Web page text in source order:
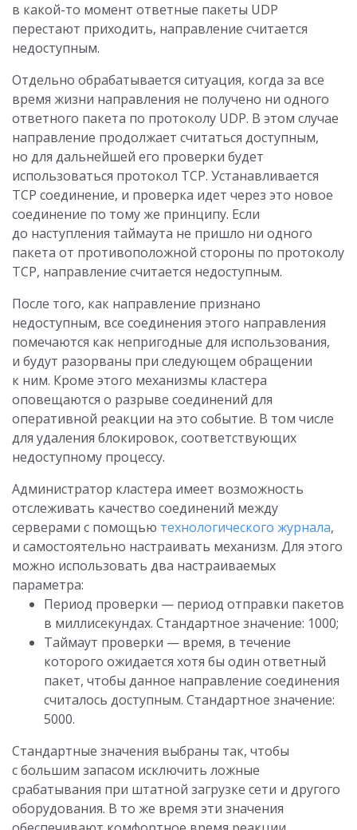
в какой-то момент ответные пакеты UDP
перестают приходить, направление считается
недоступным.
Отдельно обрабатывается ситуация, когда за все
время жизни направления не получено ни одного
ответного пакета по протоколу UDP. В этом случае
направление продолжает считаться доступным,
но для дальнейшей его проверки будет
использоваться протокол TCP. Устанавливается
TCP соединение, и проверка идет через это новое
соединение по тому же принципу. Если
до наступления таймаута не пришло ни одного
пакета от противоположной стороны по протоколу
TCP, направление считается недоступным.
После того, как направление признано
недоступным, все соединения этого направления
помечаются как непригодные для использования,
и будут разорваны при следующем обращении
к ним. Кроме этого механизмы кластера
оповещаются о разрыве соединений для
оперативной реакции на это событие. В том числе
для удаления блокировок, соответствующих
недоступному процессу.
Администратор кластера имеет возможность
отслеживать качество соединений между
серверами с помощью технологического журнала,
и самостоятельно настраивать механизм. Для этого
можно использовать два настраиваемых
параметра:
Период проверки — период отправки пакетов
в миллисекундах. Стандартное значение: 1000;
Таймаут проверки — время, в течение
которого ожидается хотя бы один ответный
пакет, чтобы данное направление соединения
считалось доступным. Стандартное значение:
5000.
Стандартные значения выбраны так, чтобы
с большим запасом исключить ложные
срабатывания при штатной загрузке сети и другого
оборудования. В то же время эти значения